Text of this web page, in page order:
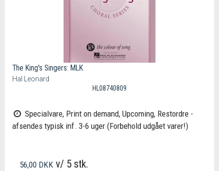
The King's Singers: MLK
Hal Leonard
HL08740809
Specialvare, Print on demand, Upcoming, Restordre -
afsendes typisk inf. 3-6 uger (Forbehold udgået varer!)
56,00 DKK v/ 5 stk.